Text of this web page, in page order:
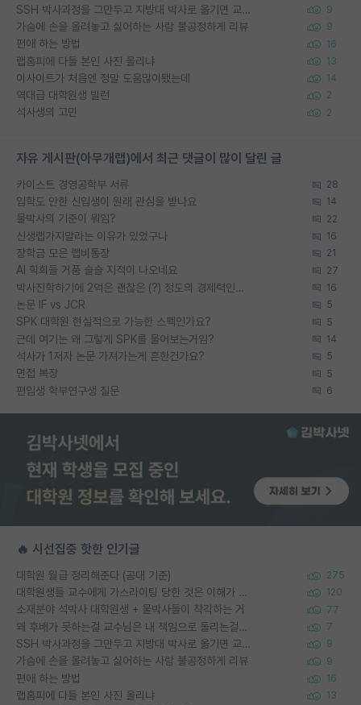
SSH 박사과정을 그만두고 지방대 박사로 옮기면 교수의 꿈은 끝일까요? 9
가슴에 손을 올려놓고 싫어하는 사람 불공정하게 리뷰 9
편애 하는 방법 16
랩홈피에 다들 본인 사진 올리냐 13
이사이트가 처음엔 정말 도움많이됐는데 14
역대급 대학원생 빌런 2
석사생의 고민 2
자유 게시판(아무개랩)에서 최근 댓글이 많이 달린 글
카이스트 경영공학부 서류 28
입학도 안한 신입생이 원래 관심을 받나요 14
물박사의 기준이 뭐임? 22
신생랩가지말라는 이유가 있었구나 16
장학금 모은 랩비통장 21
AI 학회들 거품 슬슬 지적이 나오네요 27
박사진학하기에 2억은 괜찮은 (?) 정도의 경제력인가요 16
논문 IF vs JCR 5
SPK 대학원 현실적으로 가능한 스펙인가요? 5
근데 여기는 왜 그렇게 SPK를 물어보는거임? 14
석사가 1저자 논문 가져가는게 흔한건가요? 5
면접 복장 5
편입생 학부연구생 질문 6
🔥 시선집중 핫한 인기글
대학원 월급 정리해준다 (공대 기준) 275
대학원생들 교수에게 가스라이팅 당한 것은 이해가 갑니다. 안타깝네요. 120
소재분야 석박사 대학원생 + 물박사들이 착각하는 거 77
왜 후배가 못하는걸 교수님은 내 책임으로 돌리는걸까요? 7
SSH 박사과정을 그만두고 지방대 박사로 옮기면 교수의 꿈은 끝일까요? 9
가슴에 손을 올려놓고 싫어하는 사람 불공정하게 리뷰 9
편애 하는 방법 16
랩홈피에 다들 본인 사진 올리냐 13